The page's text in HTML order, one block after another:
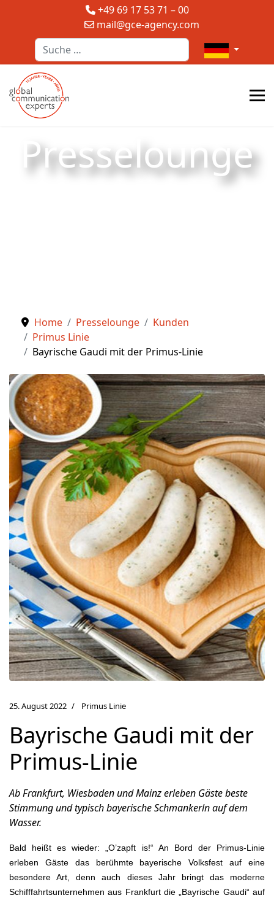
+49 69 17 53 71 – 00
mail@gce-agency.com
Suchen
Sprache
Presselounge
Home Presselounge
Kunden
Primus Linie
Bayrische Gaudi mit der Primus-Linie
25. August 2022 Primus Linie
Bayrische Gaudi mit der
Primus-Linie
Ab Frankfurt, Wiesbaden und Mainz erleben Gäste beste
Stimmung und typisch bayerische Schmankerln auf dem
Wasser.
Bald heißt es wieder: „O’zapft is!“ An Bord der Primus-Linie
erleben Gäste das berühmte bayerische Volksfest auf eine
besondere Art, denn auch dieses Jahr bringt das moderne
Schifffahrtsunternehmen aus Frankfurt die „Bayrische Gaudi“ auf